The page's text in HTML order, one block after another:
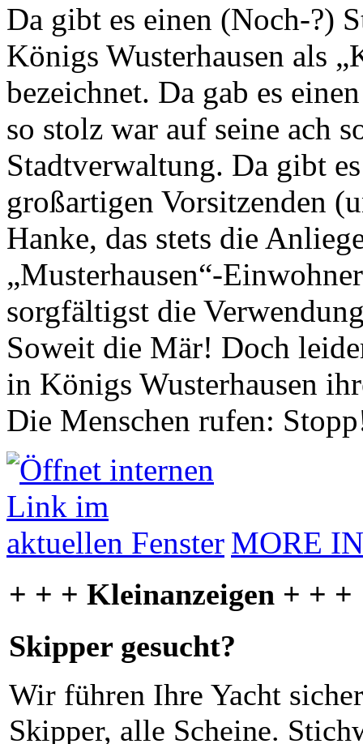
Da gibt es einen (Noch-?)
Königs Wusterhausen als
bezeichnet. Da gab es
so stolz war auf seine ach
Stadtverwaltung. Da gibt
großartigen Vorsitzenden
Hanke, das stets die
„Musterhausen“-
sorgfältigst die
Soweit die Mär! Doch
in Königs Wusterhausen
Die Menschen rufen:
MORE
+ + + Kleinanzeigen + + +
Skipper gesucht?
Wir führen Ihre Yacht
Skipper, alle Scheine.